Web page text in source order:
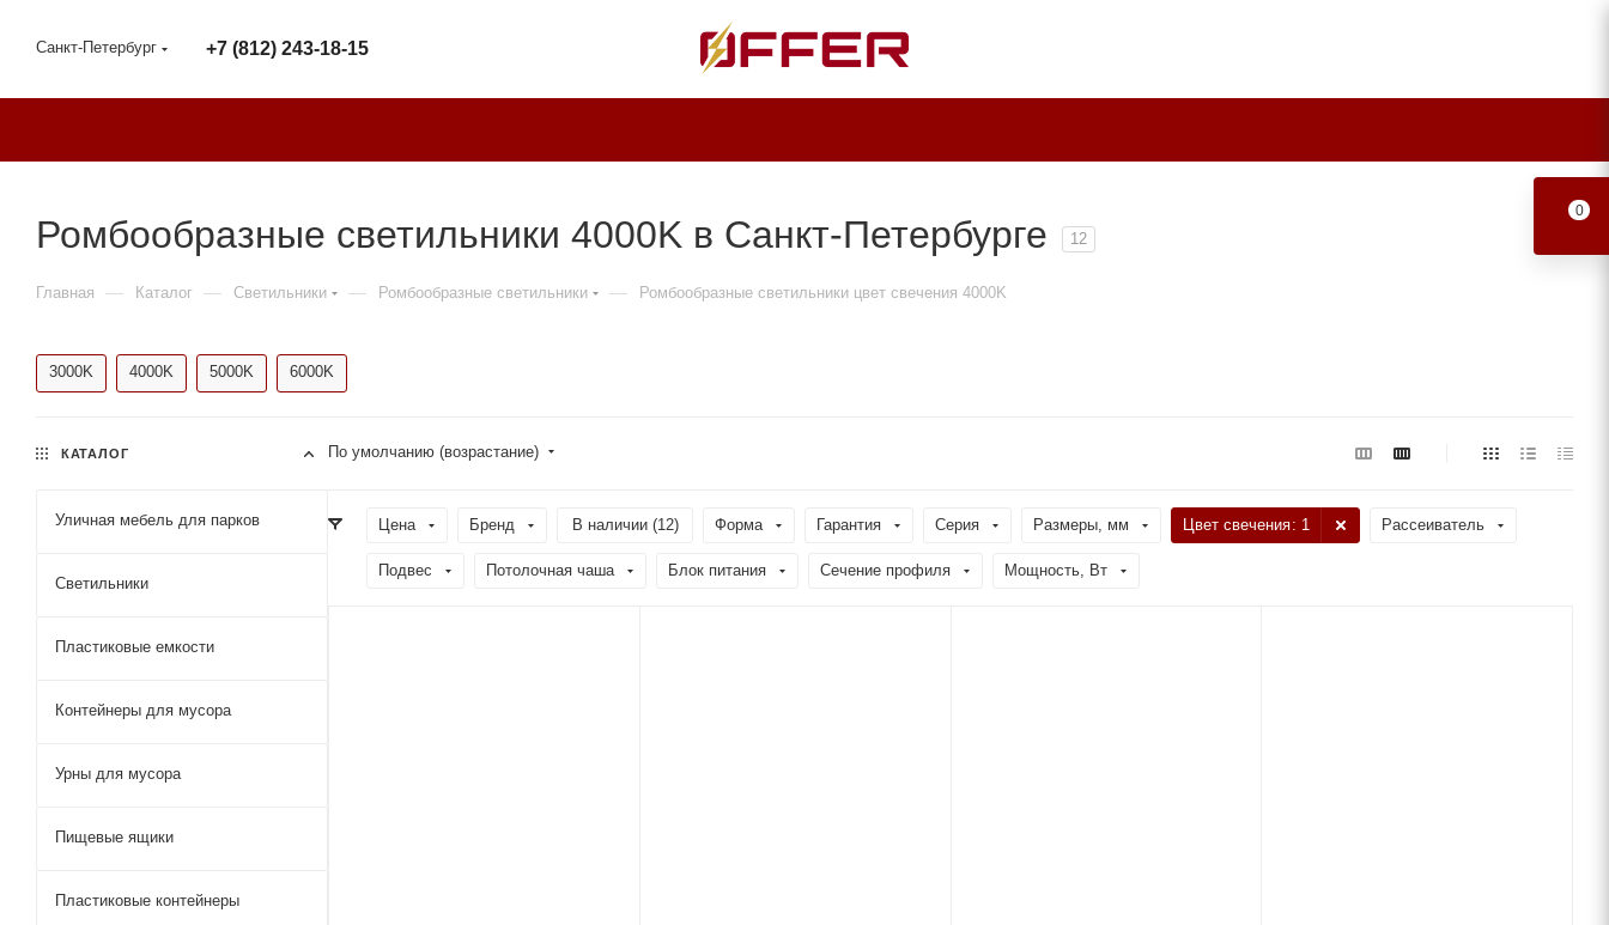
Санкт-Петербург +7 (812) 243-18-15
Ромбообразные светильники 4000K в Санкт-Петербурге 12
Главная — Каталог — Светильники — Ромбообразные светильники — Ромбообразные светильники цвет свечения 4000K
3000K 4000K 5000K 6000K
По умолчанию (возрастание)
Цена Бренд В наличии (12) Форма Гарантия Серия Размеры, мм Цвет свечения: 1 Рассеиватель
Подвес Потолочная чаша Блок питания Сечение профиля Мощность, Вт
КАТАЛОГ
Уличная мебель для парков
Светильники
Пластиковые емкости
Контейнеры для мусора
Урны для мусора
Пищевые ящики
Пластиковые контейнеры
0